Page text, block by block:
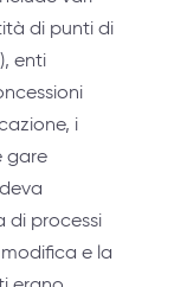
di punti di
enti
i
gare
di processi
e la